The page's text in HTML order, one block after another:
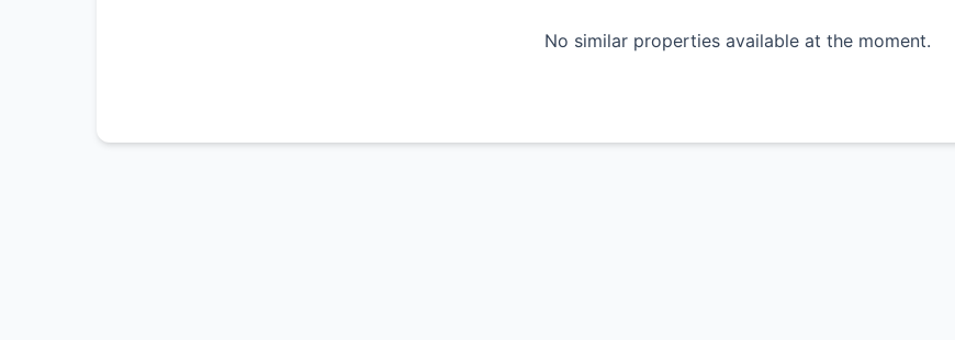
No similar properties available at the moment.